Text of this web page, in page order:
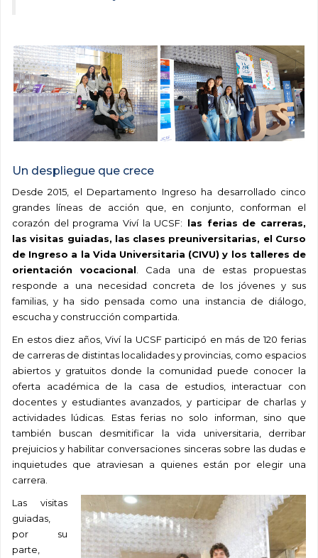
Un despliegue que crece
Desde 2015, el Departamento Ingreso ha desarrollado cinco
grandes líneas de acción que, en conjunto, conforman el
corazón del programa Viví la UCSF: las ferias de carreras,
las visitas guiadas, las clases preuniversitarias, el Curso
de Ingreso a la Vida Universitaria (CIVU) y los talleres de
orientación vocacional . Cada una de estas propuestas
responde a una necesidad concreta de los jóvenes y sus
familias, y ha sido pensada como una instancia de diálogo,
escucha y construcción compartida.
En estos diez años, Viví la UCSF participó en más de 120 ferias
de carreras de distintas localidades y provincias, como espacios
abiertos y gratuitos donde la comunidad puede conocer la
oferta académica de la casa de estudios, interactuar con
docentes y estudiantes avanzados, y participar de charlas y
actividades lúdicas. Estas ferias no solo informan, sino que
también buscan desmitificar la vida universitaria, derribar
prejuicios y habilitar conversaciones sinceras sobre las dudas e
inquietudes que atraviesan a quienes están por elegir una
carrera.
Las visitas
guiadas,
por su
parte,